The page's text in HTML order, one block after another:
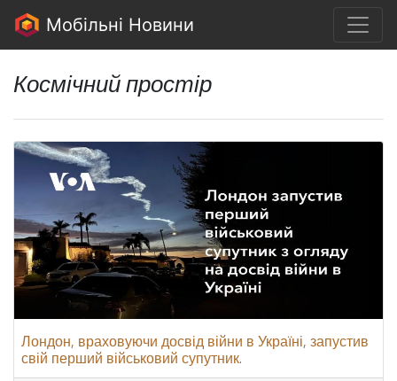
Мобільні Новини
Космічний простір
Лондон, враховуючи досвід війни в Україні, запустив
свій перший військовий супутник.